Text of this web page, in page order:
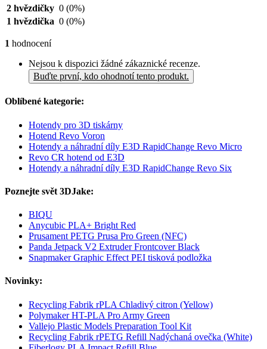
2 hvězdičky 0 (0%)
1 hvězdička 0 (0%)
1 hodnocení
Nejsou k dispozici žádné zákaznické recenze.
Buďte první, kdo ohodnotí tento produkt.
Oblíbené kategorie:
Hotendy pro 3D tiskárny
Hotend Revo Voron
Hotendy a náhradní díly E3D RapidChange Revo Micro
Revo CR hotend od E3D
Hotendy a náhradní díly E3D RapidChange Revo Six
Poznejte svět 3DJake:
BIQU
Anycubic PLA+ Bright Red
Prusament PETG Prusa Pro Green (NFC)
Panda Jetpack V2 Extruder Frontcover Black
Snapmaker Graphic Effect PEI tisková podložka
Novinky:
Recycling Fabrik rPLA Chladivý citron (Yellow)
Polymaker HT-PLA Pro Army Green
Vallejo Plastic Models Preparation Tool Kit
Recycling Fabrik rPETG Refill Nadýchaná ovečka (White)